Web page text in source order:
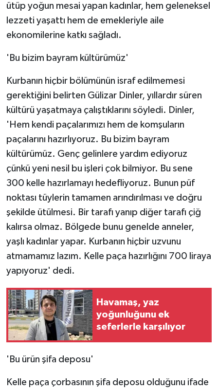
ütüp yoğun mesai yapan kadınlar, hem geleneksel
lezzeti yaşattı hem de emekleriyle aile
ekonomilerine katkı sağladı.
'Bu bizim bayram kültürümüz'
Kurbanın hiçbir bölümünün israf edilmemesi
gerektiğini belirten Gülizar Dinler, yıllardır süren
kültürü yaşatmaya çalıştıklarını söyledi. Dinler,
'Hem kendi paçalarımızı hem de komşuların
paçalarını hazırlıyoruz. Bu bizim bayram
kültürümüz. Genç gelinlere yardım ediyoruz
çünkü yeni nesil bu işleri çok bilmiyor. Bu sene
300 kelle hazırlamayı hedefliyoruz. Bunun püf
noktası tüylerin tamamen arındırılması ve doğru
şekilde ütülmesi. Bir tarafı yanıp diğer tarafı çiğ
kalırsa olmaz. Bölgede bunu genelde anneler,
yaşlı kadınlar yapar. Kurbanın hiçbir uzvunu
atmamamız lazım. Kelle paça hazırlığını 700 liraya
yapıyoruz' dedi.
Havamaş, yaz
yoğunluğunu ek
seferlerle karşılıyor
'Bu ürün şifa deposu'
Kelle paça çorbasının şifa deposu olduğunu ifade